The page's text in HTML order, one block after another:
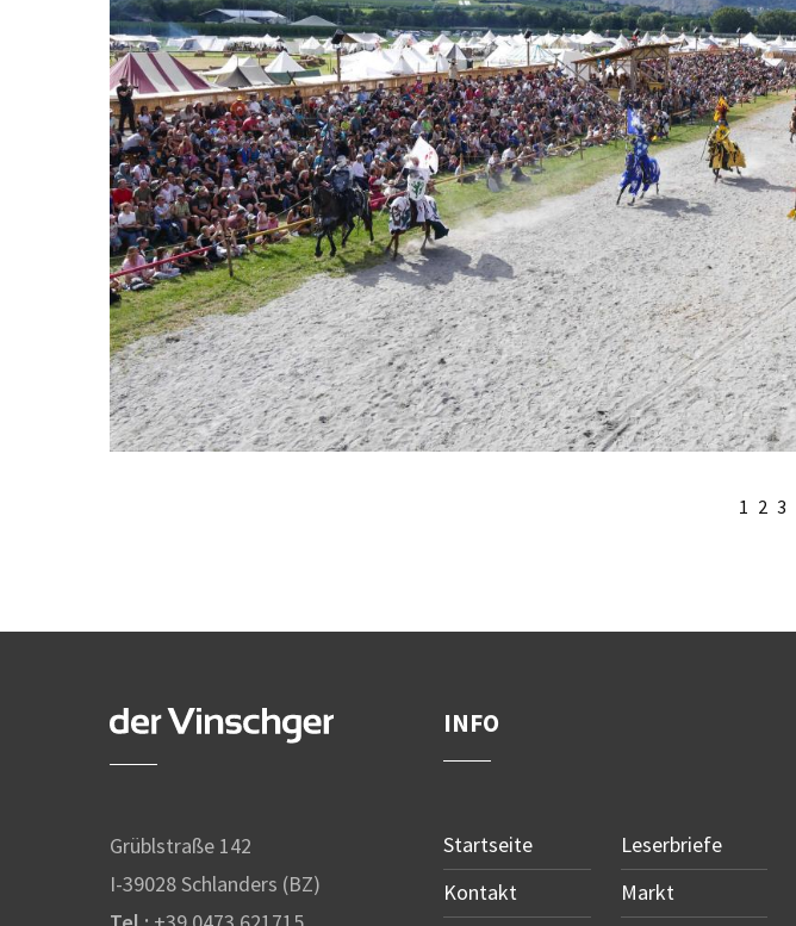
1 2 3
Grüblstraße 142
I-39028 Schlanders (BZ)
INFO
Startseite
Kontakt
Leserbriefe
Markt